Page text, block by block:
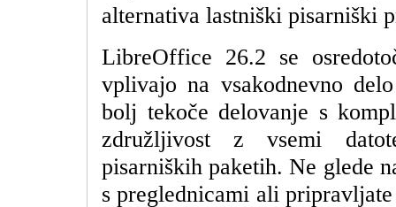
alternativa lastniški pisarniški
LibreOffice 26.2 se
vplivajo na vsakodnevno
bolj tekoče delovanje s
združljivost z vsemi
pisarniških paketih. Ne glede
s preglednicami ali